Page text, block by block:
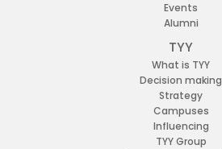
Events
Alumni
TYY
What is TYY
Decision making
Strategy
Campuses
Influencing
TYY Group